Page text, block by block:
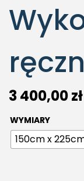
3 400,00zł
WYMIARY
150cm x